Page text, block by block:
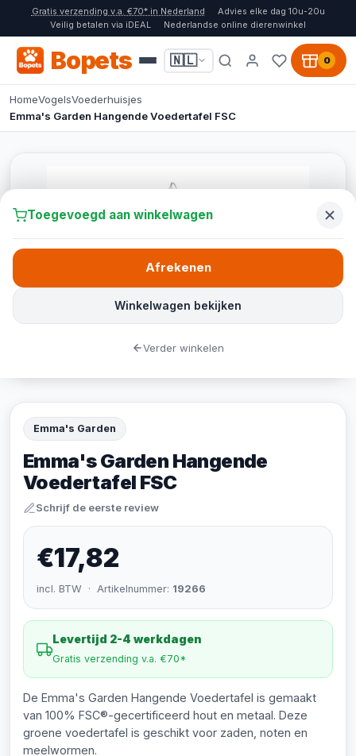
Gratis verzending v.a. €70* in Nederland
Advies elke dag 10u-20u
Veilig betalen via iDEAL
Nederlandse online dierenwinkel
Bopets 🇳🇱 0
HomeVogelsVoederhuisjes
Emma's Garden Hangende Voedertafel FSC
Emma's Garden
Emma's Garden Hangende
Voedertafel FSC
Schrijf de eerste review
€17,82
incl. BTW · Artikelnummer: 19266
Levertijd 2-4 werkdagen
Gratis verzending v.a. €70*
De Emma's Garden Hangende Voedertafel is gemaakt
van 100% FSC®-gecertificeerd hout en metaal. Deze
groene voedertafel is geschikt voor zaden, noten en
meelwormen.
Toegevoegd aan winkelwagen
Winkelwagen bekijken
Afrekenen
Verder winkelen